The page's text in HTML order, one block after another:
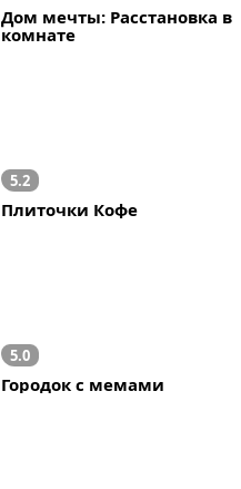
Дом мечты: Расстановка в
комнате
5.2
Плиточки Кофе
5.0
Городок с мемами